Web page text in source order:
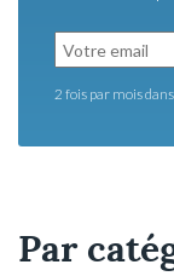
2 fois par mois
Par